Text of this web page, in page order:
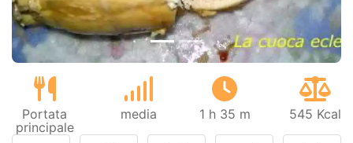
Portata
principale
media 1 h 35 m 545 Kcal